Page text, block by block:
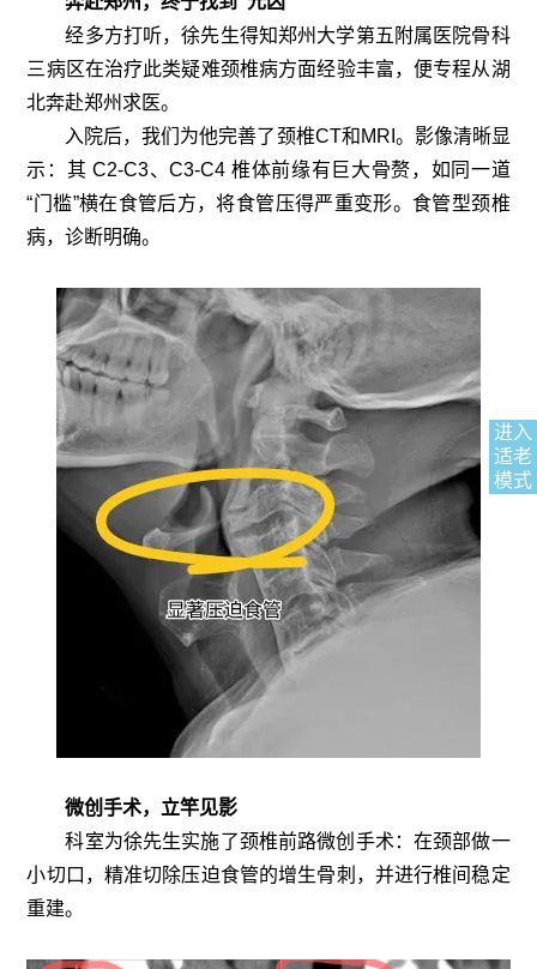
进入
适老
模式
经多方打听，徐先生得知郑州大学第五附属医院骨科
三病区在治疗此类疑难颈椎病方面经验丰富，便专程从湖
北奔赴郑州求医。
入院后，我们为他完善了颈椎CT和MRI。影像清晰显
示：其 C2-C3、C3-C4 椎体前缘有巨大骨赘，如同一道
“门槛”横在食管后方，将食管压得严重变形。食管型颈椎
病，诊断明确。
微创手术，立竿见影
科室为徐先生实施了颈椎前路微创手术：在颈部做一
小切口，精准切除压迫食管的增生骨刺，并进行椎间稳定
重建。